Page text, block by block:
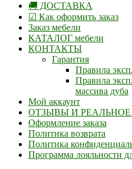
🚚 ДОСТАВКА
☑ Как оформить заказ
Заказ мебели
КАТАЛОГ мебели
КОНТАКТЫ
Гарантия
Правила
Правила
массива дуба
Мой аккаунт
ОТЗЫВЫ И
Оформление заказа
Политика возврата
Политика
Программа лояльности